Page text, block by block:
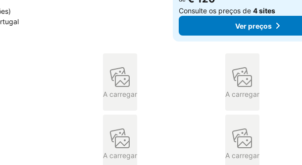
)
Consulte os preços de4 sites
Ver preços
A carregar A carregar
A carregar A carregar